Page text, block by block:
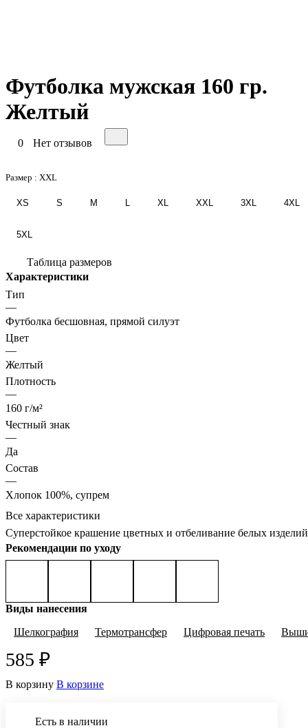
Футболка мужская 160 гр.
Желтый
0 Нет отзывов
Размер : XXL
XS S M XL XXL 3XL 4XL
5XL
Таблица размеров
Характеристики
Тип
—
Футболка бесшовная, прямой силуэт
Цвет
—
Желтый
Плотность
—
160 г/м²
Честный знак
—
Да
Состав
—
Хлопок 100%, супрем
Все характеристики
Суперстойкое крашение цветных и отбеливание белых
Рекомендации по уходу
Виды нанесения
Шелкография
Термотрансфер Цифровая печать
585 ₽
В корзину В корзине
Есть в наличии